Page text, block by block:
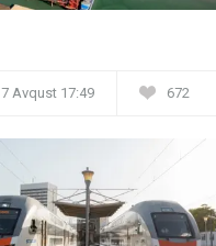
7 Avqust 17:49 672